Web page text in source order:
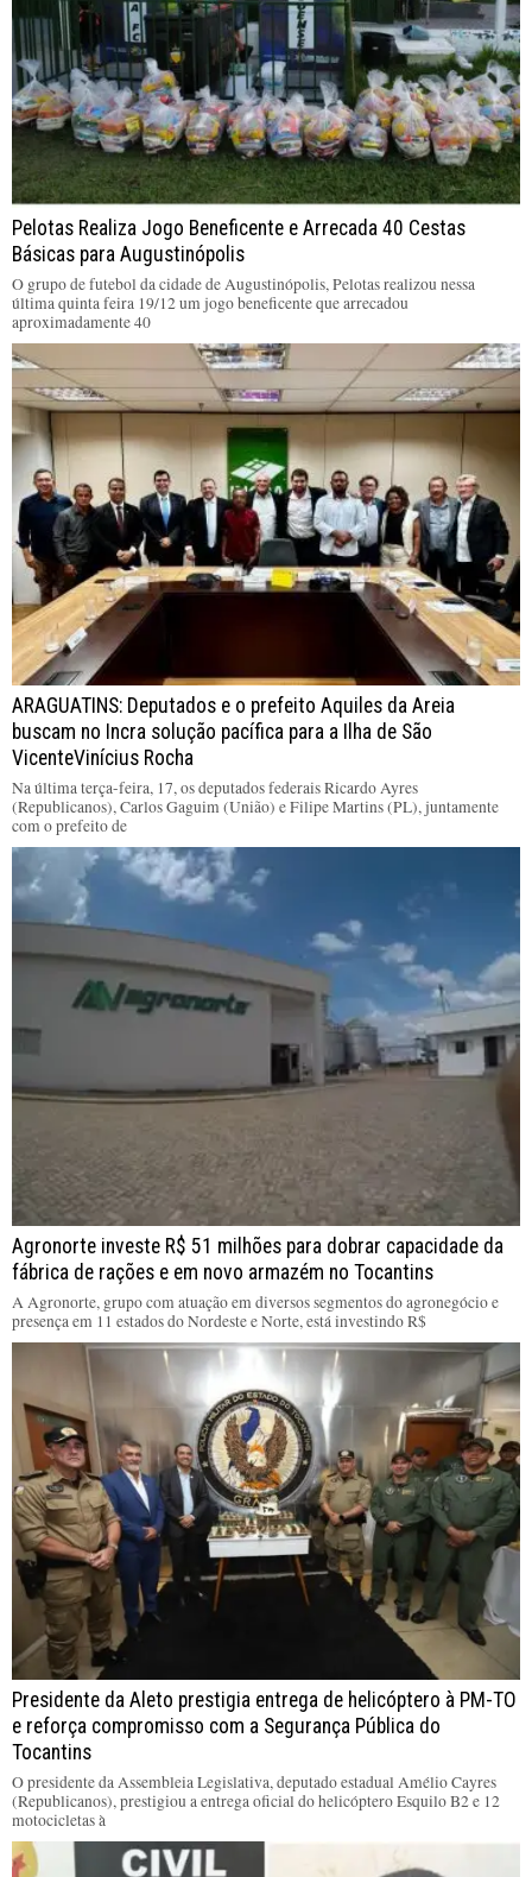
Pelotas Realiza Jogo Beneficente e Arrecada 40 Cestas
Básicas para Augustinópolis
O grupo de futebol da cidade de Augustinópolis, Pelotas realizou nessa
última quinta feira 19/12 um jogo beneficente que arrecadou
aproximadamente 40
ARAGUATINS: Deputados e o prefeito Aquiles da Areia
buscam no Incra solução pacífica para a Ilha de São
VicenteVinícius Rocha
Na última terça-feira, 17, os deputados federais Ricardo Ayres
(Republicanos), Carlos Gaguim (União) e Filipe Martins (PL), juntamente
com o prefeito de
Agronorte investe R$ 51 milhões para dobrar capacidade da
fábrica de rações e em novo armazém no Tocantins
A Agronorte, grupo com atuação em diversos segmentos do agronegócio e
presença em 11 estados do Nordeste e Norte, está investindo R$
Presidente da Aleto prestigia entrega de helicóptero à PM-TO
e reforça compromisso com a Segurança Pública do
Tocantins
O presidente da Assembleia Legislativa, deputado estadual Amélio Cayres
(Republicanos), prestigiou a entrega oficial do helicóptero Esquilo B2 e 12
motocicletas à